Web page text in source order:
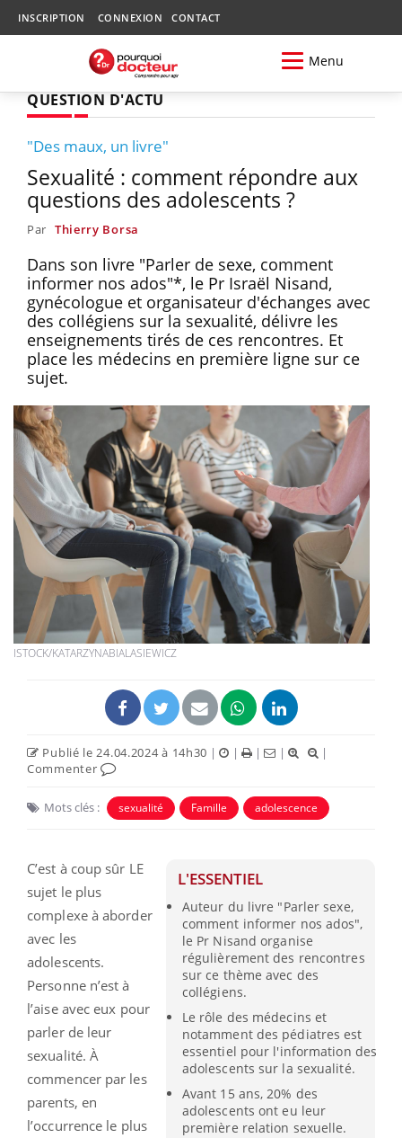
INSCRIPTION CONNEXION CONTACT
Menu
QUESTION D'ACTU
"Des maux, un livre"
Sexualité : comment répondre aux
questions des adolescents ?
Par Thierry Borsa
Dans son livre "Parler de sexe, comment
informer nos ados"*, le Pr Israël Nisand,
gynécologue et organisateur d'échanges avec
des collégiens sur la sexualité, délivre les
enseignements tirés de ces rencontres. Et
place les médecins en première ligne sur ce
sujet.
ISTOCK/KATARZYNABIALASIEWICZ
Publié le 24.04.2024 à 14h30 | | | |
|
Commenter
Mots clés : sexualité Famille adolescence
L'ESSENTIEL
Auteur du livre "Parler sexe,
comment informer nos ados",
le Pr Nisand organise
régulièrement des rencontres
sur ce thème avec des
collégiens.
Le rôle des médecins et
notamment des pédiatres est
essentiel pour l'information des
adolescents sur la sexualité.
Avant 15 ans, 20% des
adolescents ont eu leur
première relation sexuelle.
C’est à coup sûr LE
sujet le plus
complexe à aborder
avec les
adolescents.
Personne n’est à
l’aise avec eux pour
parler de leur
sexualité. À
commencer par les
parents, en
l’occurrence le plus